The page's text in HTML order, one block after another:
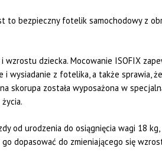
to bezpieczny fotelik samochodowy z
dziecka. Mocowanie ISOFIX
wysiadanie z fotelika, a także sprawia,
skorupa została wyposażona w
od urodzenia do osiągnięcia wagi 18
dopasować do zmieniającego się